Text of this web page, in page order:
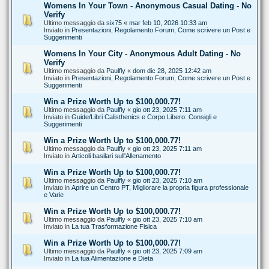
Womens In Your Town - Anonymous Casual Dating - No
Verify
Ultimo messaggio da six75 « mar feb 10, 2026 10:33 am
Inviato in Presentazioni, Regolamento Forum, Come scrivere un Post e
Suggerimenti
Womens In Your City - Anonymous Adult Dating - No
Verify
Ultimo messaggio da Paulfly « dom dic 28, 2025 12:42 am
Inviato in Presentazioni, Regolamento Forum, Come scrivere un Post e
Suggerimenti
Win a Prize Worth Up to $100,000.77!
Ultimo messaggio da Paulfly « gio ott 23, 2025 7:11 am
Inviato in Guide/Libri Calisthenics e Corpo Libero: Consigli e
Suggerimenti
Win a Prize Worth Up to $100,000.77!
Ultimo messaggio da Paulfly « gio ott 23, 2025 7:11 am
Inviato in Articoli basilari sull'Allenamento
Win a Prize Worth Up to $100,000.77!
Ultimo messaggio da Paulfly « gio ott 23, 2025 7:10 am
Inviato in Aprire un Centro PT, Migliorare la propria figura professionale
e Varie
Win a Prize Worth Up to $100,000.77!
Ultimo messaggio da Paulfly « gio ott 23, 2025 7:10 am
Inviato in La tua Trasformazione Fisica
Win a Prize Worth Up to $100,000.77!
Ultimo messaggio da Paulfly « gio ott 23, 2025 7:09 am
Inviato in La tua Alimentazione e Dieta